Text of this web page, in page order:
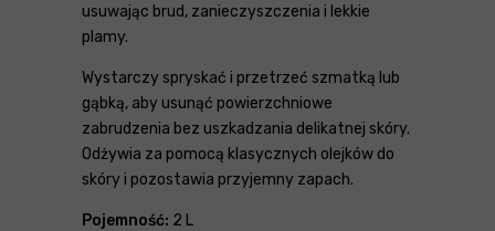
usuwając brud, zanieczyszczenia i lekkie
plamy.
Wystarczy spryskać i przetrzeć szmatką lub
gąbką, aby usunąć powierzchniowe
zabrudzenia bez uszkadzania delikatnej skóry.
Odżywia za pomocą klasycznych olejków do
skóry i pozostawia przyjemny zapach.
Pojemność: 2 L